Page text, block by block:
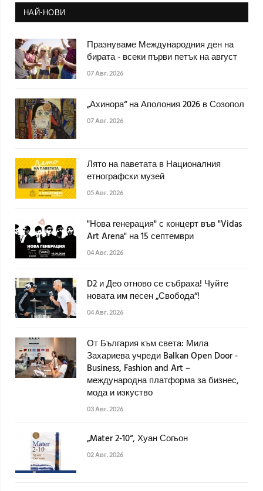
НАЙ-НОВИ
Празнуваме Международния ден на
бирата - всеки първи петък на август
07 Авг. 2026
„Ахинора“ на Аполония 2026 в Созопол
07 Авг. 2026
Лято на паветата в Националния
етнографски музей
05 Авг. 2026
"Нова генерация" с концерт във "Vidas
Art Arena" на 15 септември
04 Авг. 2026
D2 и Део отново се събраха! Чуйте
новата им песен „Свобода“!
04 Авг. 2026
От България към света: Мила
Захариева учреди Balkan Open Door -
Business, Fashion and Art –
международна платформа за бизнес,
мода и изкуство
03 Авг. 2026
„Mater 2-10“, Хуан Согьон
02 Авг. 2026